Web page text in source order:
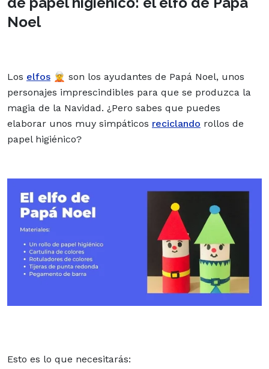
Noel
Los elfos 🧝 son los ayudantes de Papá Noel, unos
personajes imprescindibles para que se produzca la
magia de la Navidad. ¿Pero sabes que puedes
elaborar unos muy simpáticos reciclando rollos de
papel higiénico?
Esto es lo que necesitarás: